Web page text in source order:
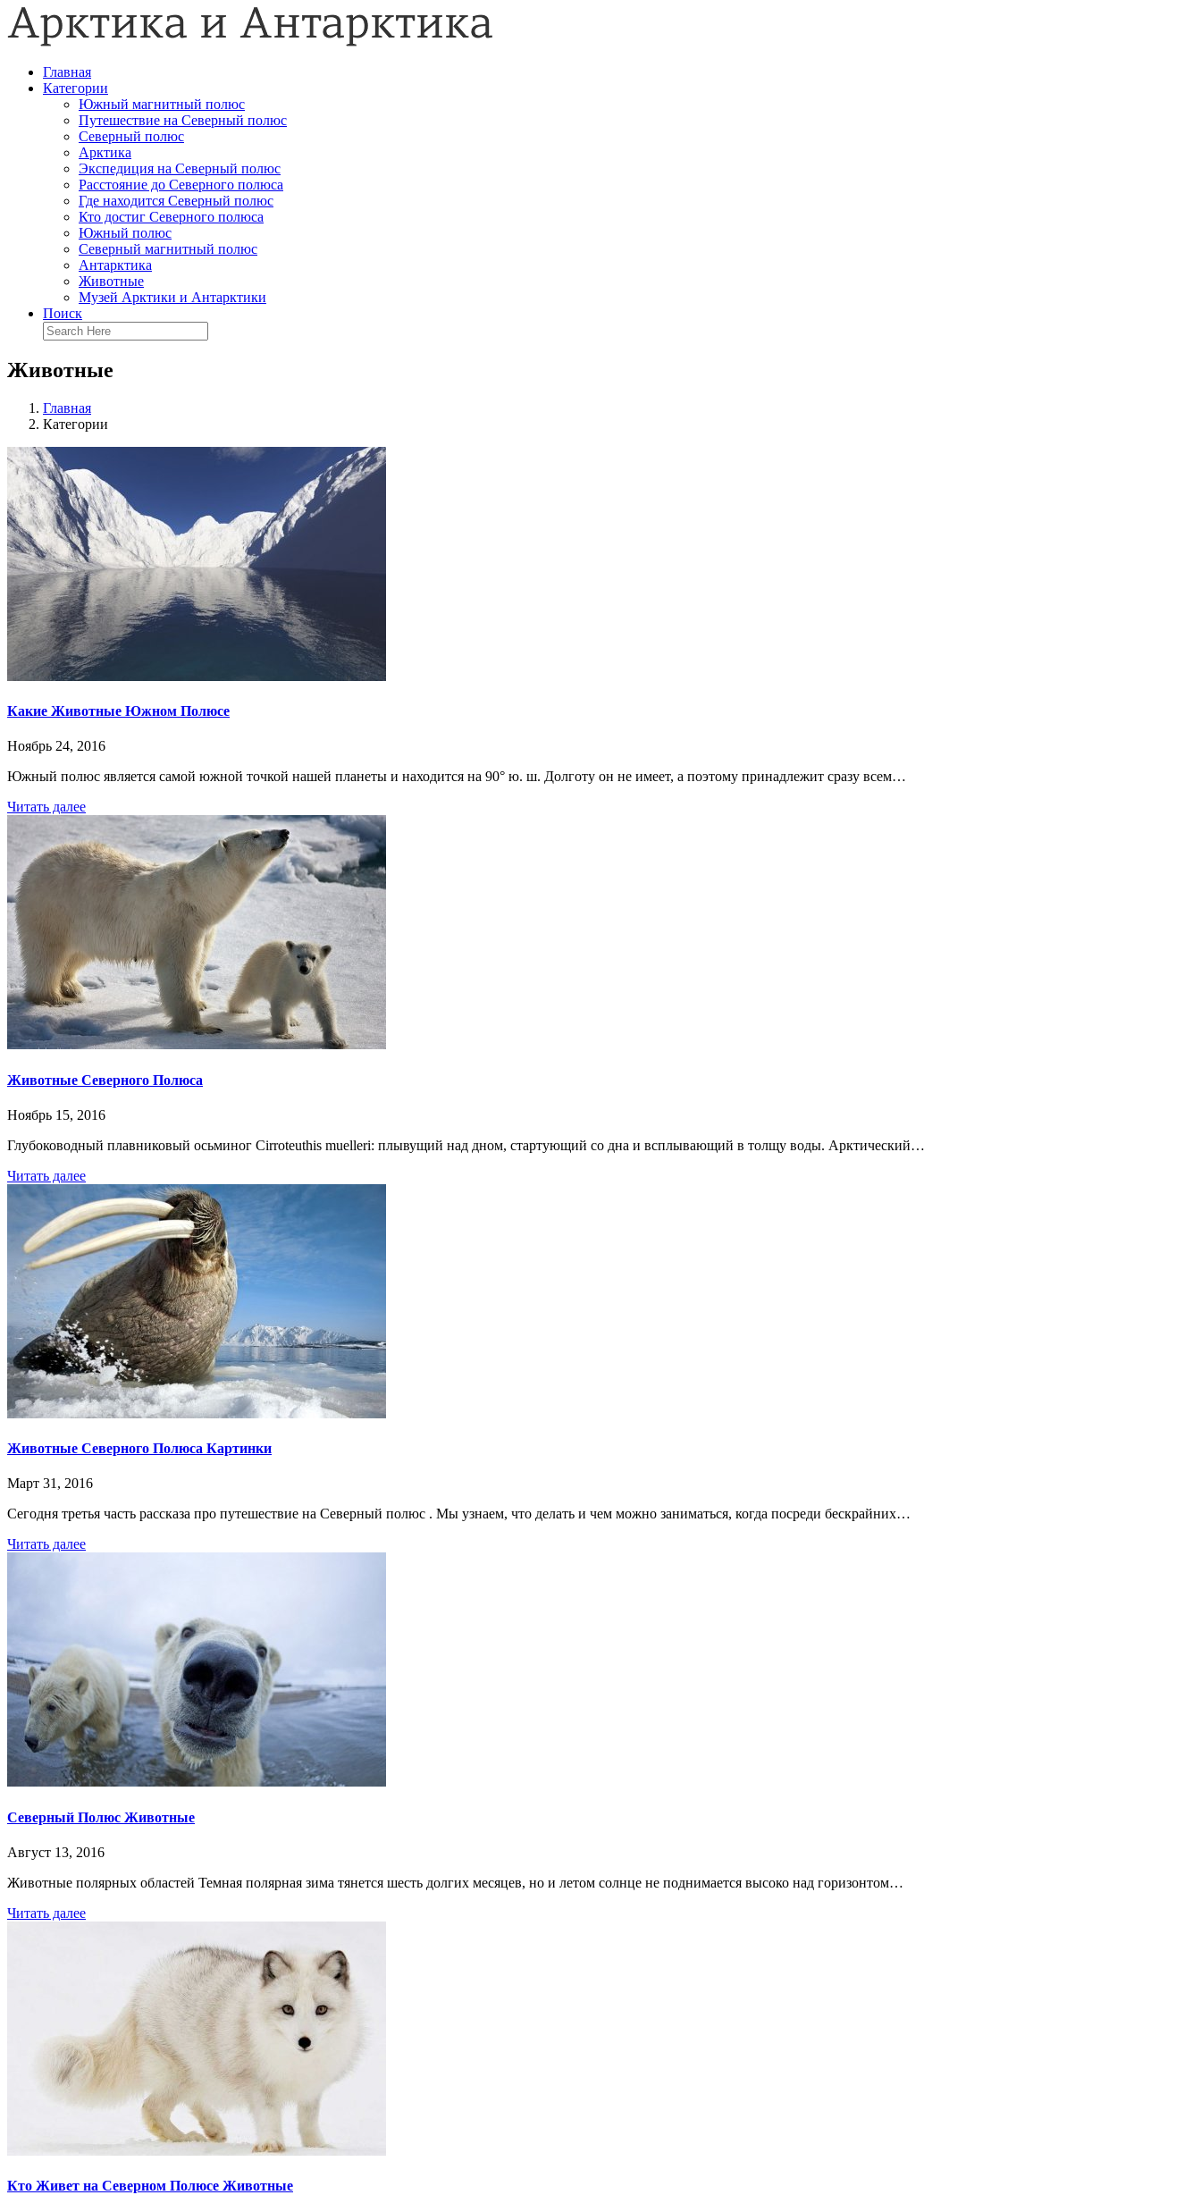
Главная
Категории
Южный магнитный полюс
Путешествие на Северный полюс
Северный полюс
Арктика
Экспедиция на Северный полюс
Расстояние до Северного полюса
Где находится Северный полюс
Кто достиг Северного полюса
Южный полюс
Северный магнитный полюс
Антарктика
Животные
Музей Арктики и Антарктики
Поиск
Животные
Главная
Категории
Какие Животные Южном Полюсе
Ноябрь 24, 2016
Южный полюс является самой южной точкой нашей планеты и находится на 90° ю. ш. Долготу он не имеет, а поэтому принадлежит сразу всем…
Читать далее
Животные Северного Полюса
Ноябрь 15, 2016
Глубоководный плавниковый осьминог Cirroteuthis muelleri: плывущий над дном, стартующий со дна и всплывающий в толщу воды. Арктический…
Читать далее
Животные Северного Полюса Картинки
Март 31, 2016
Сегодня третья часть рассказа про путешествие на Северный полюс . Мы узнаем, что делать и чем можно заниматься, когда посреди бескрайних…
Читать далее
Северный Полюс Животные
Август 13, 2016
Животные полярных областей Темная полярная зима тянется шесть долгих месяцев, но и летом солнце не поднимается высоко над горизонтом…
Читать далее
Кто Живет на Северном Полюсе Животные